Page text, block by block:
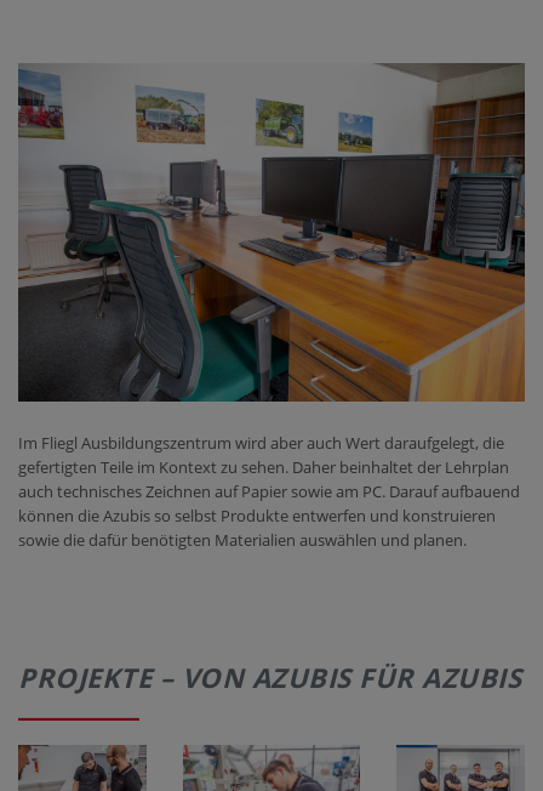
Im Fliegl Ausbildungszentrum wird aber auch Wert daraufgelegt, die
gefertigten Teile im Kontext zu sehen. Daher beinhaltet der Lehrplan
auch technisches Zeichnen auf Papier sowie am PC. Darauf aufbauend
können die Azubis so selbst Produkte entwerfen und konstruieren
sowie die dafür benötigten Materialien auswählen und planen.
PROJEKTE – VON AZUBIS FÜR AZUBIS